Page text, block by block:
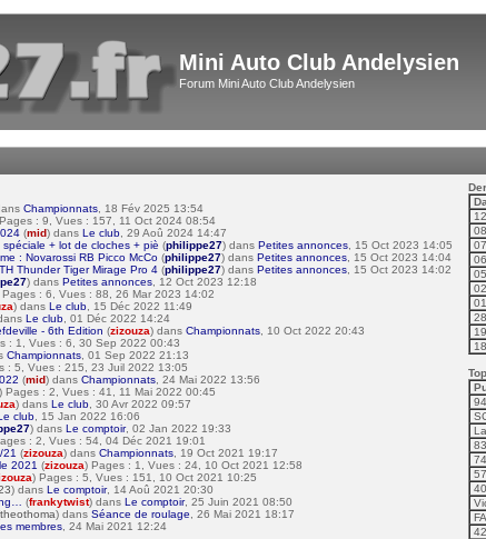
Mini Auto Club Andelysien
Forum Mini Auto Club Andelysien
Championnats , 18 Fév 2025 13:54
: 9, Vues : 157, 11 Oct 2024 08:54
(mid) dans Le club , 29 Aoû 2024 14:47
+ lot de cloches + piè (philippe27) dans Petites annonces , 15 Oct 2023 14:05
: Novarossi RB Picco McCo (philippe27) dans Petites annonces , 15 Oct 2023 14:04
Thunder Tiger Mirage Pro 4 (philippe27) dans Petites annonces , 15 Oct 2023 14:02
) dans Petites annonces , 12 Oct 2023 12:18
Pages : 6, Vues : 88, 26 Mar 2023 14:02
) dans Le club , 15 Déc 2022 11:49
Le club , 01 Déc 2022 14:24
- 6th Edition (zizouza) dans Championnats , 10 Oct 2022 20:43
: 1, Vues : 6, 30 Sep 2022 00:43
Championnats , 01 Sep 2022 21:13
: 5, Vues : 215, 23 Juil 2022 13:05
(mid) dans Championnats , 24 Mai 2022 13:56
) Pages : 2, Vues : 41, 11 Mai 2022 00:45
) dans Le club , 30 Avr 2022 09:57
club , 15 Jan 2022 16:06
) dans Le comptoir, 02 Jan 2022 19:33
: 2, Vues : 54, 04 Déc 2021 19:01
(zizouza) dans Championnats , 19 Oct 2021 19:17
2021 (zizouza) Pages : 1, Vues : 24, 10 Oct 2021 12:58
) Pages : 5, Vues : 151, 10 Oct 2021 10:25
) dans Le comptoir, 14 Aoû 2021 20:30
(frankytwist) dans Le comptoir, 25 Juin 2021 08:50
theothoma) dans Séance de roulage , 26 Mai 2021 18:17
membres , 24 Mai 2021 12:24